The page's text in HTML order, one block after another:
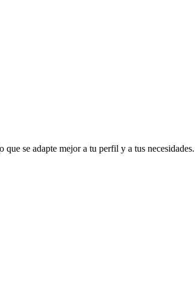
se adapte mejor a tu perfil y a tus necesidades.